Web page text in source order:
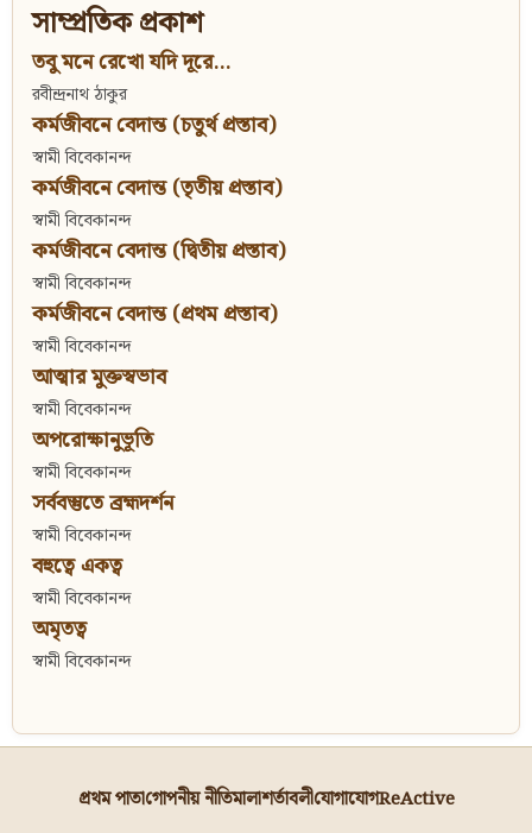
সাম্প্রতিক প্রকাশ
তবু মনে রেখো যদি দূরে...
রবীন্দ্রনাথ ঠাকুর
কর্মজীবনে বেদান্ত (চতুর্থ প্রস্তাব)
স্বামী বিবেকানন্দ
কর্মজীবনে বেদান্ত (তৃতীয় প্রস্তাব)
স্বামী বিবেকানন্দ
কর্মজীবনে বেদান্ত (দ্বিতীয় প্রস্তাব)
স্বামী বিবেকানন্দ
কর্মজীবনে বেদান্ত (প্রথম প্রস্তাব)
স্বামী বিবেকানন্দ
আত্মার মুক্তস্বভাব
স্বামী বিবেকানন্দ
অপরোক্ষানুভূতি
স্বামী বিবেকানন্দ
সর্ববস্তুতে ব্রহ্মদর্শন
স্বামী বিবেকানন্দ
বহুত্বে একত্ব
স্বামী বিবেকানন্দ
অমৃতত্ব
স্বামী বিবেকানন্দ
প্রথম পাতাগোপনীয় নীতিমালাশর্তাবলীযোগাযোগReActive